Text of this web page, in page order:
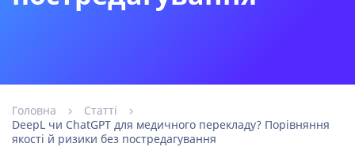
Головна
Статті
DeepL чи ChatGPT для медичного перекладу? Порівняння
якості й ризики без постредагування